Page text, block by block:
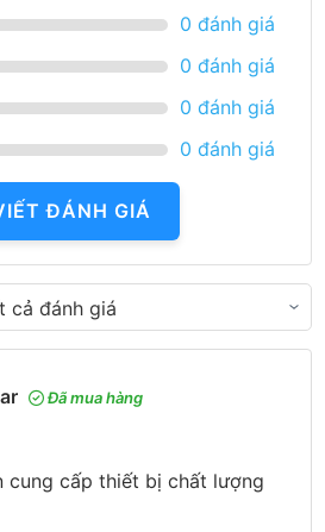
0 đánh giá
0 đánh giá
0 đánh giá
0 đánh giá
ĐÁNH GIÁ
Đã mua hàng
cung cấp thiết bị chất lượng